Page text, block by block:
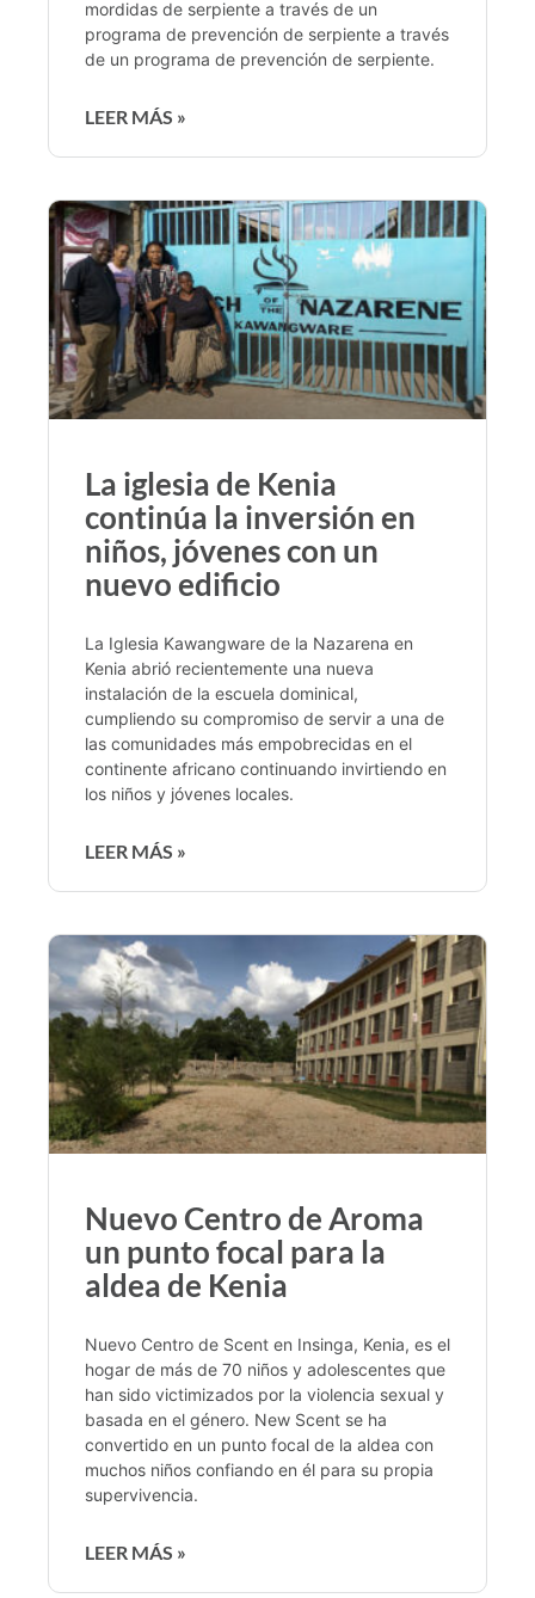
mordidas de serpiente a través de un
programa de prevención de serpiente a través
de un programa de prevención de serpiente.
LEER MÁS »
La iglesia de Kenia
continúa la inversión en
niños, jóvenes con un
nuevo edificio
La Iglesia Kawangware de la Nazarena en
Kenia abrió recientemente una nueva
instalación de la escuela dominical,
cumpliendo su compromiso de servir a una de
las comunidades más empobrecidas en el
continente africano continuando invirtiendo en
los niños y jóvenes locales.
LEER MÁS »
Nuevo Centro de Aroma
un punto focal para la
aldea de Kenia
Nuevo Centro de Scent en Insinga, Kenia, es el
hogar de más de 70 niños y adolescentes que
han sido victimizados por la violencia sexual y
basada en el género. New Scent se ha
convertido en un punto focal de la aldea con
muchos niños confiando en él para su propia
supervivencia.
LEER MÁS »